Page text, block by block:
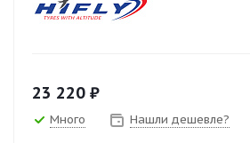
23 220 ₽
Много Нашли дешевле?